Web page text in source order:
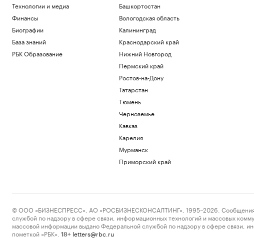
Технологии и медиа
Финансы
Биографии
База знаний
РБК Образование
Башкортостан
Вологодская область
Калининград
Краснодарский край
Нижний Новгород
Пермский край
Ростов-на-Дону
Татарстан
Тюмень
Черноземье
Кавказ
Карелия
Мурманск
Приморский край
© ООО «БИЗНЕСПРЕСС», АО «РОСБИЗНЕСКОНСАЛТИНГ», 1995–2026. Сообщения и
службой по надзору в сфере связи, информационных технологий и массовых
массовой информации выдано Федеральной службой по надзору в сфере связи,
пометкой «РБК».
18+ letters@rbc.ru